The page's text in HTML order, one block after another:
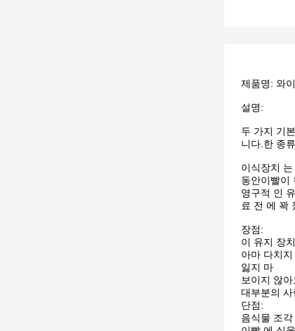
제품명: 와
설명:
두 가지 기
니다.한 종
이식장치
동안이빨이
영구적 인
료 전 에 꽉
장점:
이 유지 장
아마 다치
잃지 마
보이지 않아
대부분의
단점:
음식물 조